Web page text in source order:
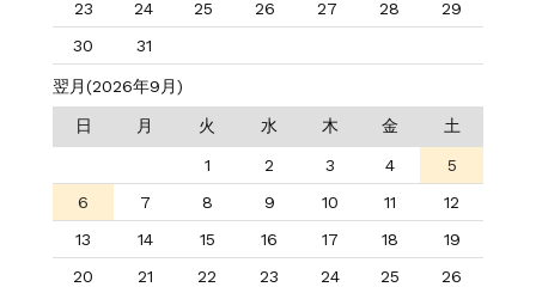
23 24 25 26 27 28
29
30
31
翌月(2026年9月)
日 月 火 水 木 金 土
1 2 3 4
5
6
7 8 9 10 11
12
13
14 15 16 17 18
19
20
21 22 23 24 25
26